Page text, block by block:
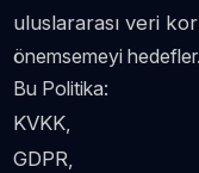
uluslararası veri
önemsemeyi
Bu Politika:
KVKK,
GDPR,